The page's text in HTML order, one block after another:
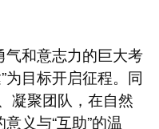
气和意志力的巨大考
为目标开启征程。同
凝聚团队，在自然
义与“互助”的温